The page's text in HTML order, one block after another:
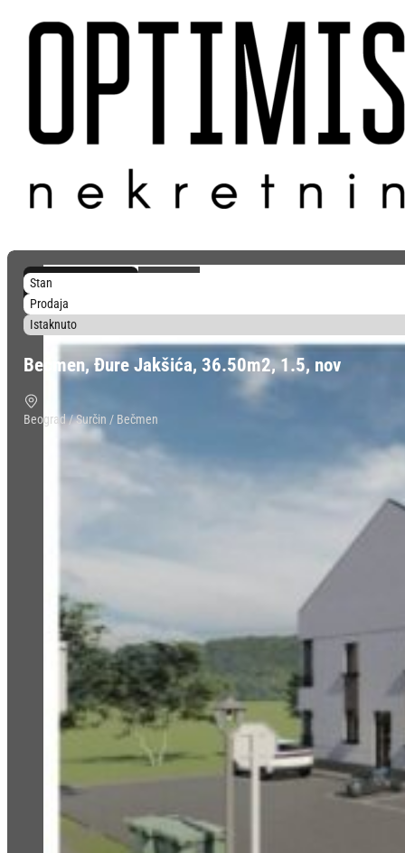
Stan
Prodaja
Istaknuto
Bečmen, Đure Jakšića, 36.50m2, 1.5, nov
Beograd / Surčin / Bečmen
62.050 €